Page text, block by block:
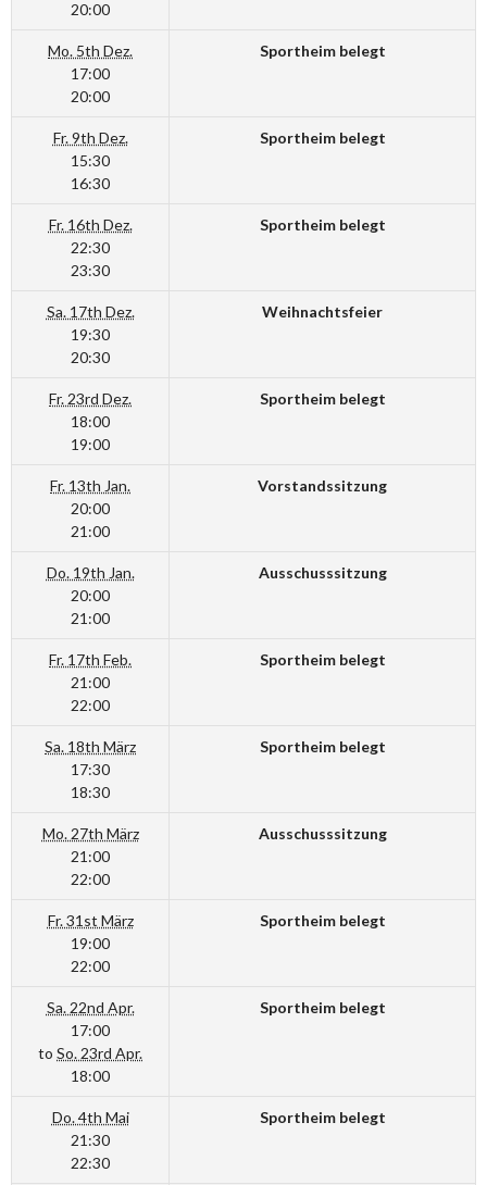
20:00
Mo. 5th Dez.
17:00
20:00
Sportheim belegt
Fr. 9th Dez.
15:30
16:30
Sportheim belegt
Fr. 16th Dez.
22:30
23:30
Sportheim belegt
Sa. 17th Dez.
19:30
20:30
Weihnachtsfeier
Fr. 23rd Dez.
18:00
19:00
Sportheim belegt
Fr. 13th Jan.
20:00
21:00
Vorstandssitzung
Do. 19th Jan.
20:00
21:00
Ausschusssitzung
Fr. 17th Feb.
21:00
22:00
Sportheim belegt
Sa. 18th März
17:30
18:30
Sportheim belegt
Mo. 27th März
21:00
22:00
Ausschusssitzung
Fr. 31st März
19:00
22:00
Sportheim belegt
Sa. 22nd Apr.
17:00
to So. 23rd Apr.
18:00
Sportheim belegt
Do. 4th Mai
21:30
22:30
Sportheim belegt